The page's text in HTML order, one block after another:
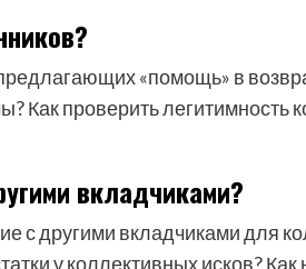
«помощь» в
Как проверить
вкладчиками?
с другими вкладчиками для
у коллективных исков?